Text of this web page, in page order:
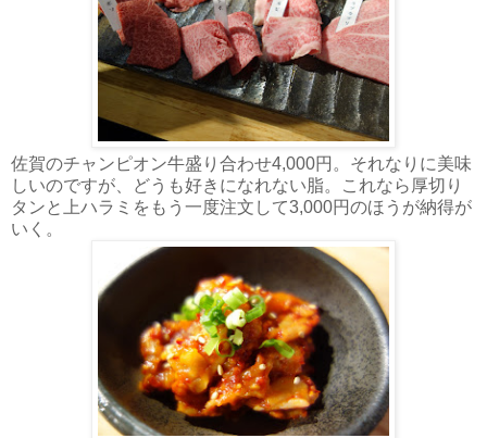
佐賀のチャンピオン牛盛り合わせ4,000円。それなりに美味
しいのですが、どうも好きになれない脂。これなら厚切り
タンと上ハラミをもう一度注文して3,000円のほうが納得が
いく。